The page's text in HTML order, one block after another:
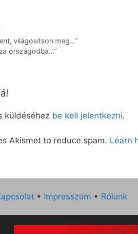
világosítson meg…”
országodba…”
küldéséhez be kell jelentkezni.
Akismet to reduce spam. Learn
• Impresszum • Rólunk